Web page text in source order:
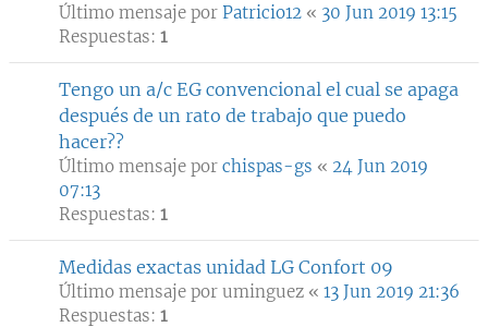
Último mensaje por Patricio12 « 30 Jun 2019 13:15
Respuestas: 1
Tengo un a/c EG convencional el cual se apaga
después de un rato de trabajo que puedo
hacer??
Último mensaje por chispas-gs « 24 Jun 2019
07:13
Respuestas: 1
Medidas exactas unidad LG Confort 09
Último mensaje por uminguez « 13 Jun 2019 21:36
Respuestas: 1